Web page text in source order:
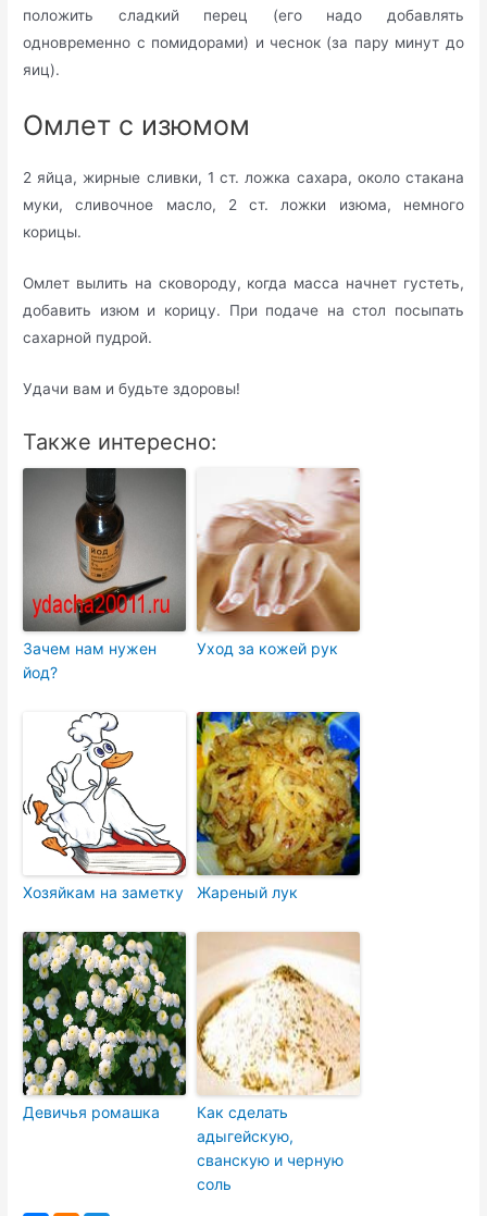
положить сладкий перец (его надо добавлять
одновременно с помидорами) и чеснок (за пару минут до
яиц).
Омлет с изюмом
2 яйца, жирные сливки, 1 ст. ложка сахара, около стакана
муки, сливочное масло, 2 ст. ложки изюма, немного
корицы.
Омлет вылить на сковороду, когда масса начнет густеть,
добавить изюм и корицу. При подаче на стол посыпать
сахарной пудрой.
Удачи вам и будьте здоровы!
Также интересно:
Зачем нам нужен
йод?
Уход за кожей рук
Хозяйкам на заметку Жареный лук
Девичья ромашка
Как сделать
адыгейскую,
сванскую и черную
соль